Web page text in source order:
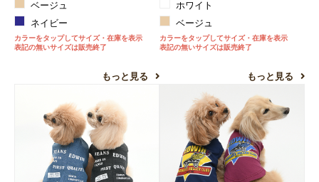
ベージュ
ネイビー
カラーをタップしてサイズ・在庫を表示
表記の無いサイズは販売終了
もっと見る
ホワイト
ベージュ
カラーをタップしてサイズ・在庫を表示
表記の無いサイズは販売終了
もっと見る